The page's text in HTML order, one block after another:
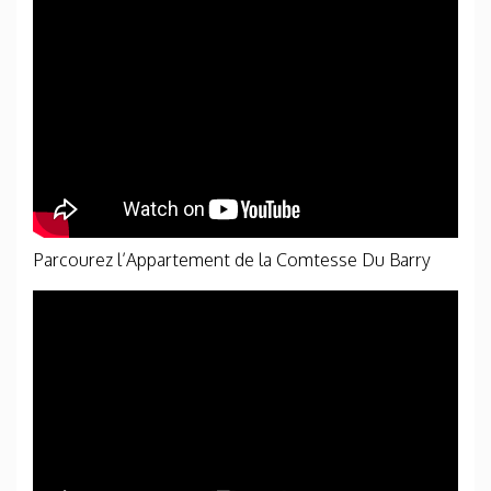
Parcourez l’Appartement de la Comtesse Du Barry